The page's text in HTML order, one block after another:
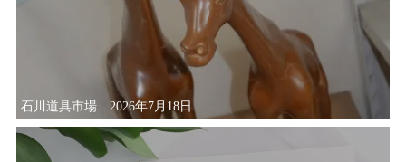
石川道具市場 2026年7月18日